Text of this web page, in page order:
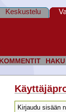
KOMMENTIT HAKU
Keskustelu
Kirjaudu sisään